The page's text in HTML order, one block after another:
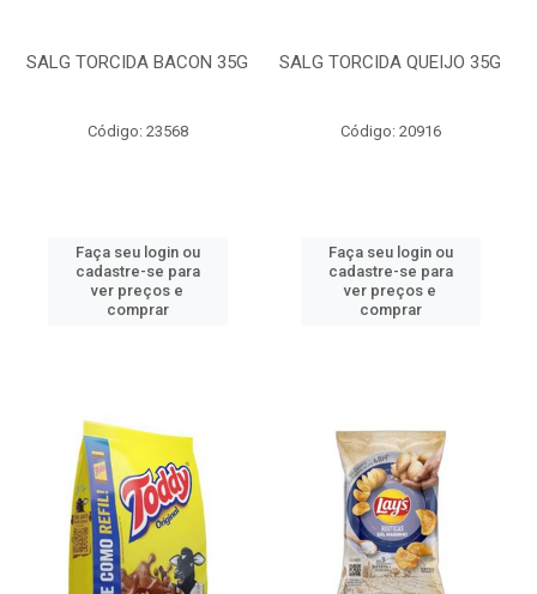
SALG TORCIDA BACON 35G
Código: 23568
Faça seu login ou
cadastre-se para
ver preços e
comprar
SALG TORCIDA QUEIJO 35G
Código: 20916
Faça seu login ou
cadastre-se para
ver preços e
comprar